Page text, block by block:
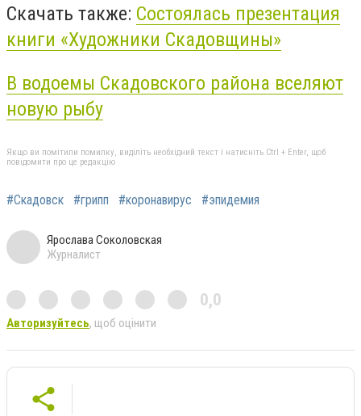
Скачать также: Состоялась презентация
книги «Художники Скадовщины»
В водоемы Скадовского района вселяют
новую рыбу
Якщо ви помітили помилку, виділіть необхідний текст і натисніть Ctrl + Enter, щоб
повідомити про це редакцію
#Скадовск #грипп #коронавирус #эпидемия
Ярослава Соколовская
Журналист
0,0
Авторизуйтесь, щоб оцінити